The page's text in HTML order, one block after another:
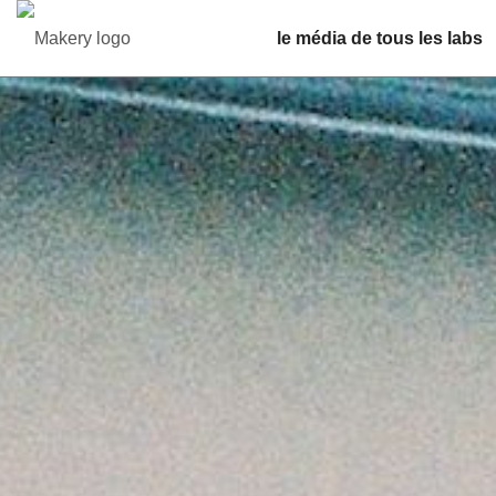
le média de tous les labs